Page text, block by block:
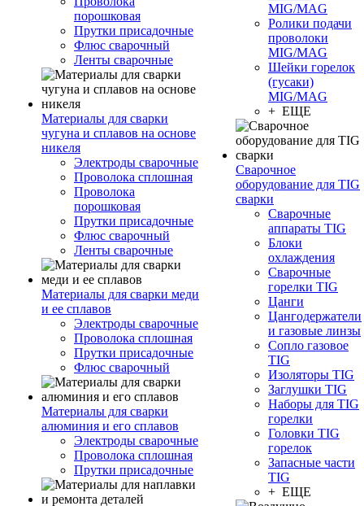
порошковая
Прутки присадочные
Флюс сварочный
Ленты сварочные
Материалы для сварки
чугуна и сплавов на основе
никеля
Электроды сварочные
Проволока сплошная
Проволока
порошковая
Прутки присадочные
Флюс сварочный
Ленты сварочные
Материалы для сварки меди
и ее сплавов
Электроды сварочные
Проволока сплошная
Прутки присадочные
Флюс сварочный
Материалы для сварки
алюминия и его сплавов
Электроды сварочные
Проволока сплошная
Прутки присадочные
MIG/MAG
Ролики подачи
проволоки
MIG/MAG
Шейки горелок
(гусаки)
MIG/MAG
+ ЕЩЕ
Сварочное
оборудование для TIG
сварки
Сварочные
аппараты TIG
Блоки
охлаждения
Сварочные
горелки TIG
Цанги
Цангодержатели
и газовые линзы
Сопло газовое
TIG
Изоляторы TIG
Заглушки TIG
Наборы для TIG
горелки
Головки TIG
горелок
Запасные части
TIG
+ ЕЩЕ